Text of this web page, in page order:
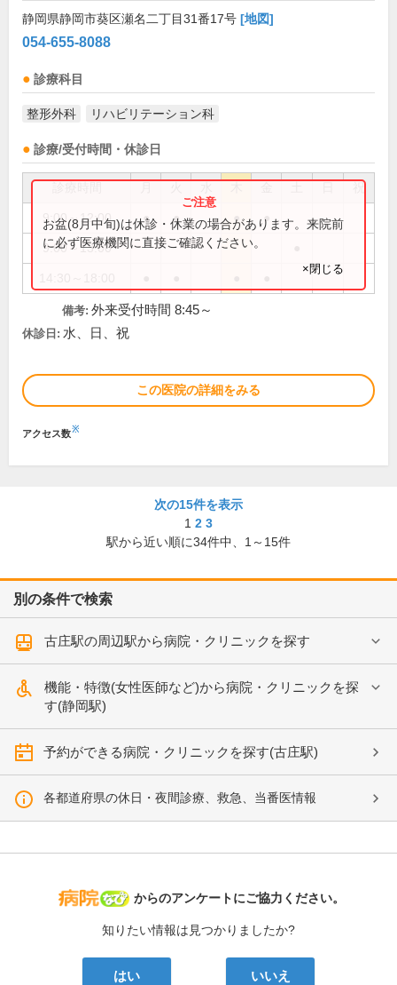
静岡県静岡市葵区瀬名二丁目31番17号 [地図]
054-655-8088
診療科目
整形外科 リハビリテーション科
診療/受付時間・休診日
祝
9:00～12:00 ● ● ● ●
9:00～13:00
お盆(8月中旬)は休診・休業の場合があります。来院前
に必ず医療機関に直接ご確認ください。
×閉じる
備考: 外来受付時間 8:45～
休診日: 水、日、祝
この医院の詳細をみる
アクセス数※
次の15件を表示
1 2 3
駅から近い順に34件中、 1～15件
別の条件で検索
古庄駅の周辺駅から病院・クリニックを探す
機能・特徴(女性医師など)から病院・クリニックを探
す(静岡駅)
予約ができる病院・クリニックを探す(古庄駅)
各都道府県の休日・夜間診療、救急、当番医情報
病院なび
からのアンケートにご協力ください。
知りたい情報は見つかりましたか?
はい いいえ